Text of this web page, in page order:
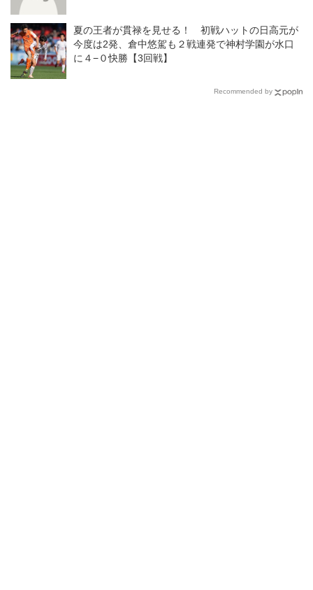
夏の王者が貫禄を見せる！ 初戦ハットの日高元が
今度は2発、倉中悠駕も２戦連発で神村学園が水口
に４−０快勝【3回戦】
Recommended by